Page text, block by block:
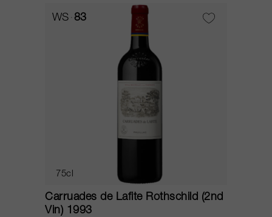
WS 83
75cl
Carruades de Lafite Rothschild (2nd
Vin) 1993